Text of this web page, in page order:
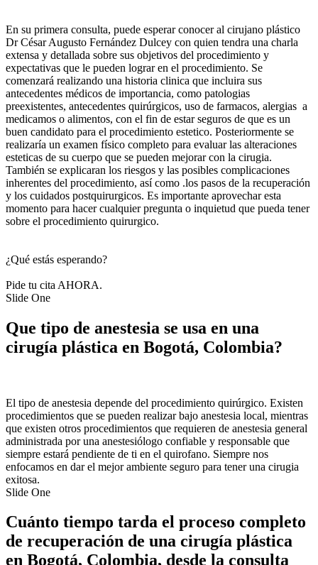
En su primera consulta, puede esperar conocer al cirujano plástico
Dr César Augusto Fernández Dulcey con quien tendra una charla
extensa y detallada sobre sus objetivos del procedimiento y
expectativas que le pueden lograr en el procedimiento. Se
comenzará realizando una historia clinica que incluira sus
antecedentes médicos de importancia, como patologias
preexistentes, antecedentes quirúrgicos, uso de farmacos, alergias a
medicamos o alimentos, con el fin de estar seguros de que es un
buen candidato para el procedimiento estetico. Posteriormente se
realizaría un examen físico completo para evaluar las alteraciones
esteticas de su cuerpo que se pueden mejorar con la cirugia.
También se explicaran los riesgos y las posibles complicaciones
inherentes del procedimiento, así como .los pasos de la recuperación
y los cuidados postquirurgicos. Es importante aprovechar esta
momento para hacer cualquier pregunta o inquietud que pueda tener
sobre el procedimiento quirurgico.
¿Qué estás esperando?
Pide tu cita AHORA.
Slide One
Que tipo de anestesia se usa en una
cirugía plástica en Bogotá, Colombia?
El tipo de anestesia depende del procedimiento quirúrgico. Existen
procedimientos que se pueden realizar bajo anestesia local, mientras
que existen otros procedimientos que requieren de anestesia general
administrada por una anestesiólogo confiable y responsable que
siempre estará pendiente de ti en el quirofano. Siempre nos
enfocamos en dar el mejor ambiente seguro para tener una cirugia
exitosa.
Slide One
Cuánto tiempo tarda el proceso completo
de recuperación de una cirugía plástica
en Bogotá, Colombia, desde la consulta